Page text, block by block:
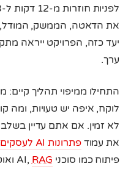
את הדאטה, הממשק, המודל,
יעד כזה, הפרויקט ייראה
ערך.
התחילו ממיפוי תהליך קיים:
לוקח, איפה יש טעויות, ומה
לא זמין. אם אתם עדיין
את עמודפתרונות AI לעסקים וסטארטאפים
פיתוח כמו סוכני AI, RAG